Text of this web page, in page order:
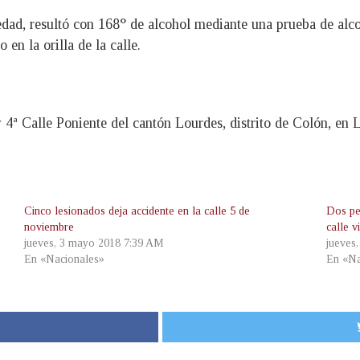
resultó con 168° de alcohol mediante una prueba de
en la orilla de la calle.
Calle Poniente del cantón Lourdes, distrito de Colón, en
Cinco lesionados deja accidente en la calle 5 de
noviembre
jueves, 3 mayo 2018 7:39 AM
En «Nacionales»
Dos
calle
En